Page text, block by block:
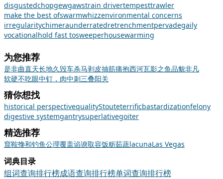
disgustedchopgewgawstrain drivertempesttrawler
make the best ofswarmwhizzenvironmental concerns
irregularitychimeraunderratedretrenchmentpervadegaily
vocationalhold fast tosweeperhousewarming
为您推荐
是非曲直天长地久毁车杀马剥皮抽筋痛抱西河瓦影之鱼品貌非凡
软硬不吃眼中钉，肉中刺三叠阳关
猜你想找
historical perspectivequalityStouteterrificbastardizationfelony
digestive systemgantrysuperlativegoiter
精选推荐
窟鞍搀和钓鱼公理覆盖谄谀取容饭粝茹蔬lacunaLas Vegas
词典目录
组词查询排行榜成语查询排行榜单词查询排行榜